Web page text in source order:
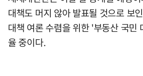
대책도 머지 않아 발표될 것으로 보
대책 여론 수렴을 위한 '부동산 국민
율 중이다.